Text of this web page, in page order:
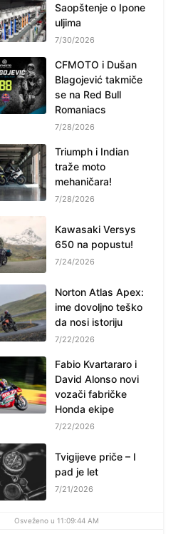
Saopštenje o Ipone
uljima
7/30/2026
CFMOTO i Dušan
Blagojević takmiče
se na Red Bull
Romaniacs
7/28/2026
Triumph i Indian
traže moto
mehaničara!
7/28/2026
Kawasaki Versys
650 na popustu!
7/24/2026
Norton Atlas Apex:
ime dovoljno teško
da nosi istoriju
7/22/2026
Fabio Kvartararo i
David Alonso novi
vozači fabričke
Honda ekipe
7/22/2026
Tvigijeve priče – I
pad je let
7/21/2026
Osveženo u 11:09:44 AM